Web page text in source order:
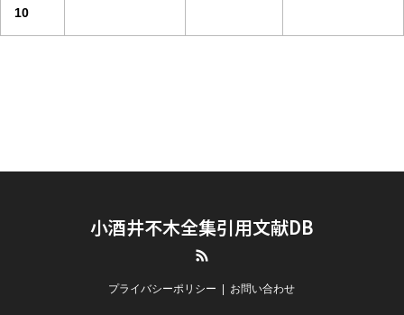
10
小酒井不木全集引用文献DB
プライバシーポリシー お問い合わせ